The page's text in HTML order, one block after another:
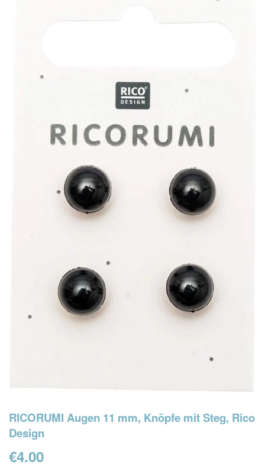
RICORUMI Augen 11 mm, Knöpfe mit Steg, Rico
Design
€4.00